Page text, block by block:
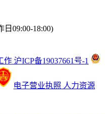
日09:00-18:00)
沪ICP备19037661号-1
电子营业执照 人力资源